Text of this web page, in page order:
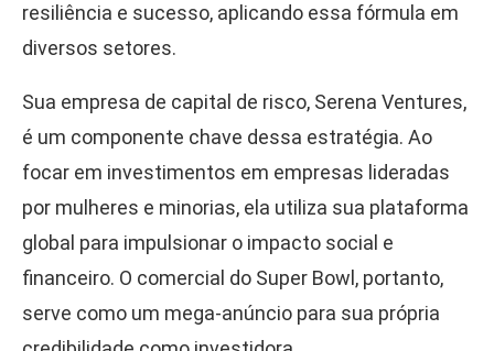
resiliência e sucesso, aplicando essa fórmula em
diversos setores.
Sua empresa de capital de risco, Serena Ventures,
é um componente chave dessa estratégia. Ao
focar em investimentos em empresas lideradas
por mulheres e minorias, ela utiliza sua plataforma
global para impulsionar o impacto social e
financeiro. O comercial do Super Bowl, portanto,
serve como um mega-anúncio para sua própria